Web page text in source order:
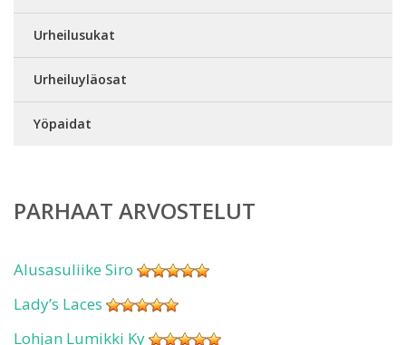
Urheilusukat
Urheiluyläosat
Yöpaidat
PARHAAT ARVOSTELUT
Alusasuliike Siro
Lady’s Laces
Lohjan Lumikki Ky